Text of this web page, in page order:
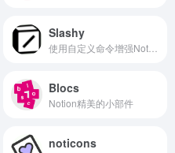
Slashy
Blocs
Notion精美的小部件
noticons